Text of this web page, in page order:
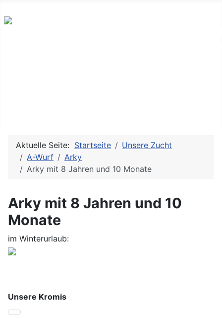
Aktuelle Seite: Startseite
Unsere Zucht
A-Wurf
Arky
Arky mit 8 Jahren und 10 Monate
Arky mit 8 Jahren und 10
Monate
im Winterurlaub:
Unsere Kromis